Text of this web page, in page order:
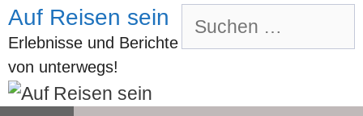
Zum
Inhalt
springen
Suchen
Auf Reisen sein
Erlebnisse und Berichte
von unterwegs!